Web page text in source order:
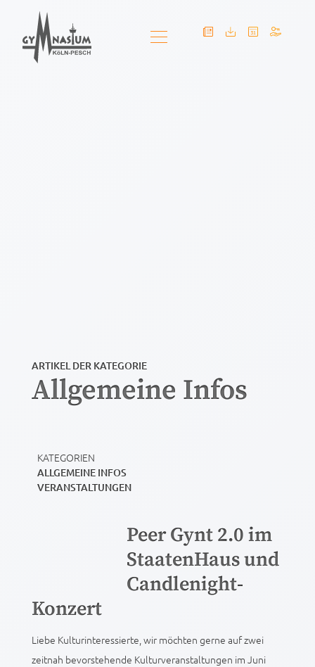
ARTIKEL DER KATEGORIE
Allgemeine Infos
KATEGORIEN
ALLGEMEINE INFOS
VERANSTALTUNGEN
Peer Gynt 2.0 im
StaatenHaus und
Candlenight-
Konzert
Liebe Kulturinteressierte, wir möchten gerne auf zwei
zeitnah bevorstehende Kulturveranstaltungen im Juni